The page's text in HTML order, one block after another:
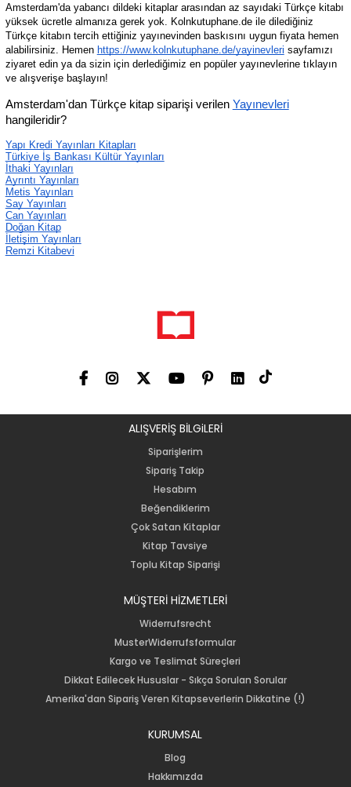
Amsterdam'da yabancı dildeki kitaplar arasından az sayıdaki Türkçe kitabı
yüksek ücretle almanıza gerek yok. Kolnkutuphane.de ile dilediğiniz
Türkçe kitabın tercih ettiğiniz yayınevinden baskısını uygun fiyata hemen
alabilirsiniz. Hemen https://www.kolnkutuphane.de/yayinevleri sayfamızı
ziyaret edin ya da sizin için derlediğimiz en popüler yayınevlerine tıklayın
ve alışverişe başlayın!
Amsterdam'dan Türkçe kitap siparişi verilen Yayınevleri
hangileridir?
Yapı Kredi Yayınları Kitapları
Türkiye İş Bankası Kültür Yayınları
İthaki Yayınları
Ayrıntı Yayınları
Metis Yayınları
Say Yayınları
Can Yayınları
Doğan Kitap
İletişim Yayınları
Remzi Kitabevi
ALIŞVERİŞ BİLGiLERİ
Siparişlerim
Sipariş Takip
Hesabım
Beğendiklerim
Çok Satan Kitaplar
Kitap Tavsiye
Toplu Kitap Siparişi
MÜŞTERİ HİZMETLERİ
Widerrufsrecht
MusterWiderrufsformular
Kargo ve Teslimat Süreçleri
Dikkat Edilecek Hususlar - Sıkça Sorulan Sorular
Amerika'dan Sipariş Veren Kitapseverlerin Dikkatine (!)
KURUMSAL
Blog
Hakkımızda